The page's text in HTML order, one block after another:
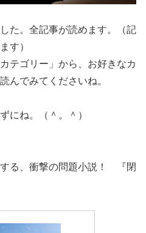
た。全記事が読めます。（記
ます）
テゴリー」から、お好きなカ
んでみてくださいね。
にね。（＾。＾）
る、衝撃の問題小説！ 『閉